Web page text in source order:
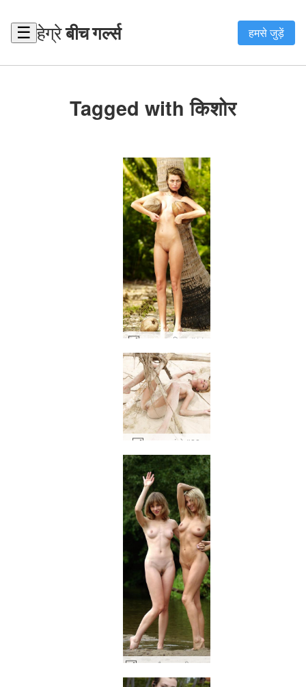
☰ हेग्रेबीच गर्ल्स हमसे जुड़ें
Tagged with किशोर
रुसलाना नारियल #11
अन्ना एस फंसे #22
अन्ना और माजा बीच सुंदरियां #2